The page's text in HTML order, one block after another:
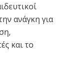
ανάγκη για
και το